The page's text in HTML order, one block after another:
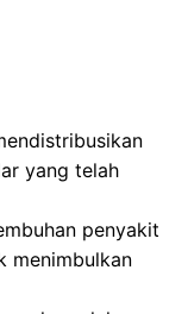
yang telah
penyakit
menimbulkan